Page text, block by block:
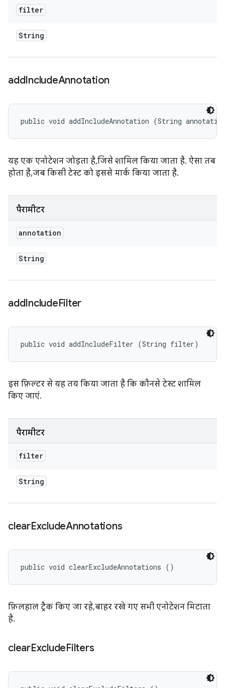
filter
String
addIncludeAnnotation
public void addIncludeAnnotation (String
यह एक एनोटेशन जोड़ता है, जिसे शामिल किया जाता है. ऐसा तब
होता है, जब किसी टेस्ट को इससे मार्क किया जाता है.
पैरामीटर
annotation
String
addIncludeFilter
public void addIncludeFilter (String filter)
इस फ़िल्टर से यह तय किया जाता है कि कौनसे टेस्ट शामिल
किए जाएं.
पैरामीटर
filter
String
clearExcludeAnnotations
public void clearExcludeAnnotations ()
फ़िलहाल ट्रैक किए जा रहे, बाहर रखे गए सभी एनोटेशन मिटाता
है.
clearExcludeFilters